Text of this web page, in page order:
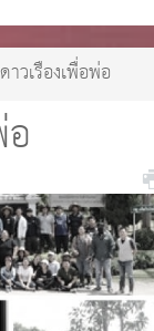
วเรืองเพื่อพ่อ